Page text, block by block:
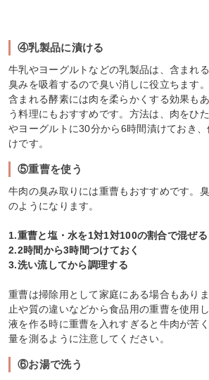
④乳製品に漬ける
牛乳やヨーグルトなどの乳製品は、含まれ
臭みを吸着するので臭い消しに役立ちます
含まれる酵素には肉を柔らかくする効果も
う料理にもおすすめです。方法は、肉をひ
やヨーグルトに30分から6時間漬けておき
けです。
⑤重曹を使う
牛肉の臭み取りには重曹もおすすめです。
のようになります。
1.重曹と塩・水を1対1対100の割合で混ぜる
2.2時間から3時間つけておく
3.洗い流してから調理する
重曹は掃除用として家庭にある場合もあり
止や質の違いなどから食品用の重曹を使用
液を作る時に重曹を入れすぎると牛肉が苦
量を測るように注意してください。
⑥お湯で洗う